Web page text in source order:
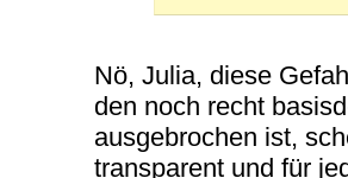
Nö, Julia, diese
den noch recht
ausgebrochen ist,
transparent und für